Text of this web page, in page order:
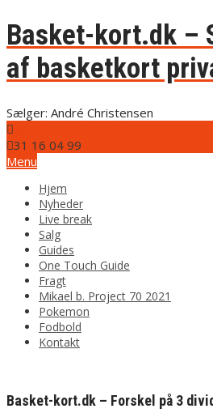
Basket-kort.dk –
af basketkort
Sælger: André Christensen
31 16 04 99
Menu
Hjem
Nyheder
Live break
Salg
Guides
One Touch Guide
Fragt
Mikael b. Project 70 2021
Pokemon
Fodbold
Kontakt
Basket-kort.dk – Forskel på 3